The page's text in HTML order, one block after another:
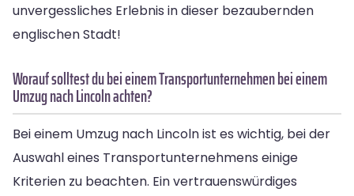
unvergessliches Erlebnis in dieser bezaubernden
englischen Stadt!
Worauf solltest du bei einem Transportunternehmen bei einem
Umzug nach Lincoln achten?
Bei einem Umzug nach Lincoln ist es wichtig, bei der
Auswahl eines Transportunternehmens einige
Kriterien zu beachten. Ein vertrauenswürdiges